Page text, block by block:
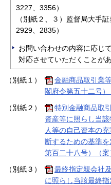
3227、3356）
（別紙２、３）監督局大手
2929、2835）
お問い合わせの内容に応じ
対応させていただくことがあ
（別紙１）
金融商品取引業
閣府令第五十二号）
（別紙２）
特別金融商品取
資産等に照らし当
人等の自己資本の
断するための基準
第百二十八号）（案
（別紙３）
最終指定親会社
に照らし当該最終